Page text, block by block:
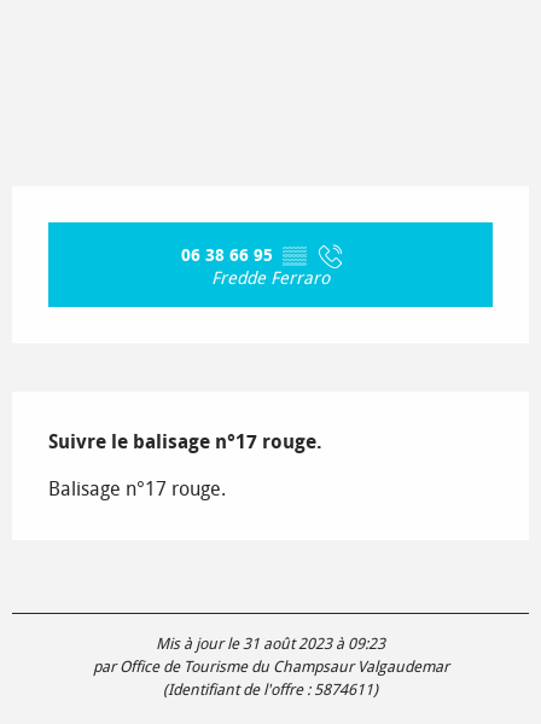
06 38 66 95 ▒▒
Fredde Ferraro
Suivre le balisage n°17 rouge.
Balisage n°17 rouge.
Mis à jour le 31 août 2023 à 09:23
par Office de Tourisme du Champsaur Valgaudemar
(Identifiant de l'offre : 5874611)